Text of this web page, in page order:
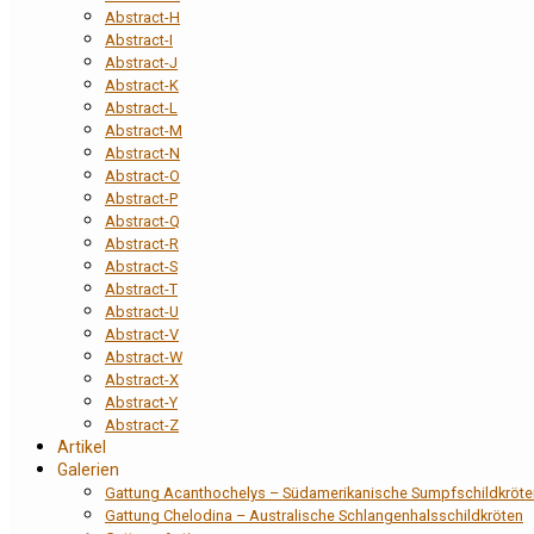
Abstract-H
Abstract-I
Abstract-J
Abstract-K
Abstract-L
Abstract-M
Abstract-N
Abstract-O
Abstract-P
Abstract-Q
Abstract-R
Abstract-S
Abstract-T
Abstract-U
Abstract-V
Abstract-W
Abstract-X
Abstract-Y
Abstract-Z
Artikel
Galerien
Gattung Acanthochelys – Südamerikanische
Gattung Chelodina – Australische Schlangenhalsschildkröten